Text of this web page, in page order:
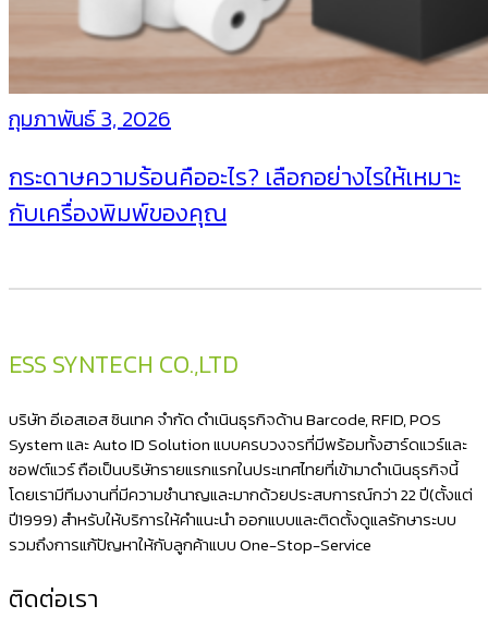
กุมภาพันธ์ 3, 2026
กระดาษความร้อนคืออะไร? เลือกอย่างไรให้เหมาะ
กับเครื่องพิมพ์ของคุณ
ESS SYNTECH CO.,LTD
บริษัท อีเอสเอส ซินเทค จำกัด ดำเนินธุรกิจด้าน Barcode, RFID, POS
System และ Auto ID Solution แบบครบวงจรที่มีพร้อมทั้งฮาร์ดแวร์และ
ซอฟต์แวร์ ถือเป็นบริษัทรายแรกแรกในประเทศไทยที่เข้ามาดำเนินธุรกิจนี้
โดยเรามีทีมงานที่มีความชำนาญและมากด้วยประสบการณ์กว่า 22 ปี(ตั้งแต่
ปี1999) สำหรับให้บริการให้คำแนะนำ ออกแบบและติดตั้งดูแลรักษาระบบ
รวมถึงการแก้ปัญหาให้กับลูกค้าแบบ One-Stop-Service
ติดต่อเรา